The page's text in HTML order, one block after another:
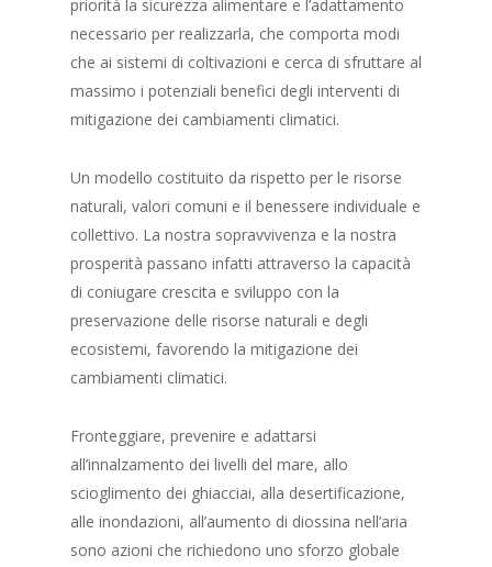
priorità la sicurezza alimentare e l’adattamento
necessario per realizzarla, che comporta modi
che ai sistemi di coltivazioni e cerca di sfruttare al
massimo i potenziali benefici degli interventi di
mitigazione dei cambiamenti climatici.
Un modello costituito da rispetto per le risorse
naturali, valori comuni e il benessere individuale e
collettivo. La nostra sopravvivenza e la nostra
prosperità passano infatti attraverso la capacità
di coniugare crescita e sviluppo con la
preservazione delle risorse naturali e degli
ecosistemi, favorendo la mitigazione dei
cambiamenti climatici.
Fronteggiare, prevenire e adattarsi
all’innalzamento dei livelli del mare, allo
scioglimento dei ghiacciai, alla desertificazione,
alle inondazioni, all’aumento di diossina nell’aria
sono azioni che richiedono uno sforzo globale